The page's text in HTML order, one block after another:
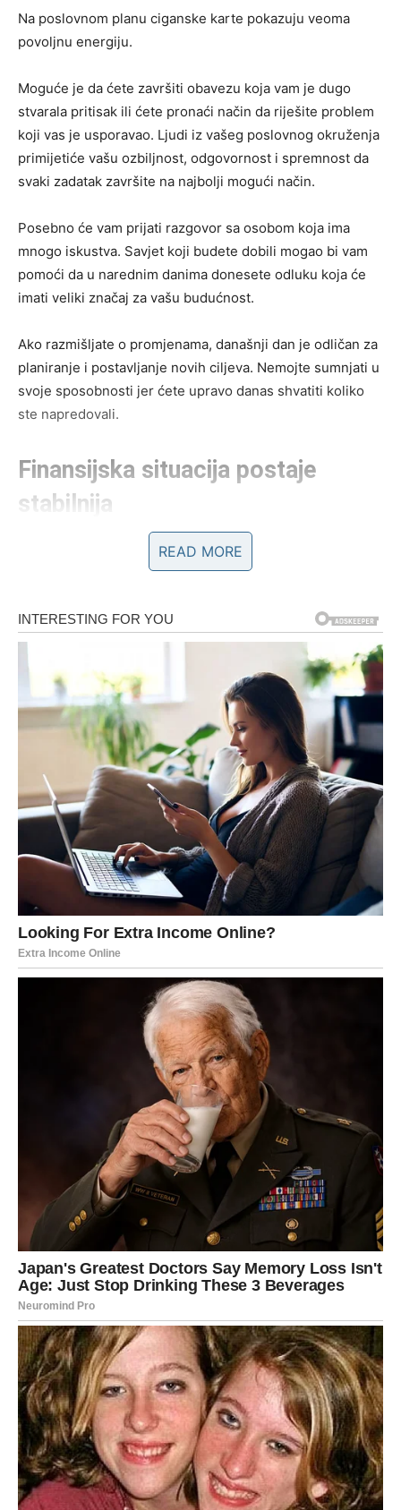
Na poslovnom planu ciganske karte pokazuju veoma
povoljnu energiju.
Moguće je da ćete završiti obavezu koja vam je dugo
stvarala pritisak ili ćete pronaći način da riješite problem
koji vas je usporavao. Ljudi iz vašeg poslovnog okruženja
primijetiće vašu ozbiljnost, odgovornost i spremnost da
svaki zadatak završite na najbolji mogući način.
Posebno će vam prijati razgovor sa osobom koja ima
mnogo iskustva. Savjet koji budete dobili mogao bi vam
pomoći da u narednim danima donesete odluku koja će
imati veliki značaj za vašu budućnost.
Ako razmišljate o promjenama, današnji dan je odličan za
planiranje i postavljanje novih ciljeva. Nemojte sumnjati u
svoje sposobnosti jer ćete upravo danas shvatiti koliko
ste napredovali.
Finansijska situacija postaje
stabilnija
Kada je riječ o novcu, ciganske karte donose dobre
Moguća je isplata koju ste očekivali, povrat novca ili
dodatni prihod koji će vam donijeti veliko olakšanje. Iako
možda neće biti riječ o ogromnom iznosu, biće sasvim
dovoljno da riješite nešto što vam je već neko vrijeme
predstavljalo opterećenje.
Danas nije trenutak za nepromišljene troškove. Mnogo je
bolje da pažljivo rasporedite ono što imate i napravite
plan za naredni period. Takav pristup donijeće vam
osjećaj sigurnosti i mira.
Jedna osoba mogla bi vam dati koristan savjet kada je
riječ o finansijama. Vrijedi saslušati mišljenje nekoga
Ljubav donosi toplinu,
razumijevanje i lijepe emocije
Na polju ljubavi očekuje vas mnogo pozitivne energije.
Ako ste slobodni, ciganske karte pokazuju mogućnost
zanimljivog susreta ili razgovora koji će vas iskreno
obradovati. Neko već neko vrijeme obraća pažnju na vas,
ali nije pronašao pravi trenutak da to pokaže. Danas bi se
upravo to moglo promijeniti.
Nemojte odbijati druženja ili pozive. Jedan sasvim običan
susret mogao bi vam ostati u veoma lijepom sjećanju.
Ako ste u vezi ili braku, današnji dan donosi više bliskosti
i međusobnog razumijevanja. Partner će imati više
strpljenja i želje da sasluša ono što vam je važno. Iskren
razgovor riješiće sitne nesuglasice i donijeti vam osjećaj
da zajedno možete savladati sve izazove.
Veče je posebno povoljno za zajedničke trenutke,
planove i lijepe razgovore.
READ MORE